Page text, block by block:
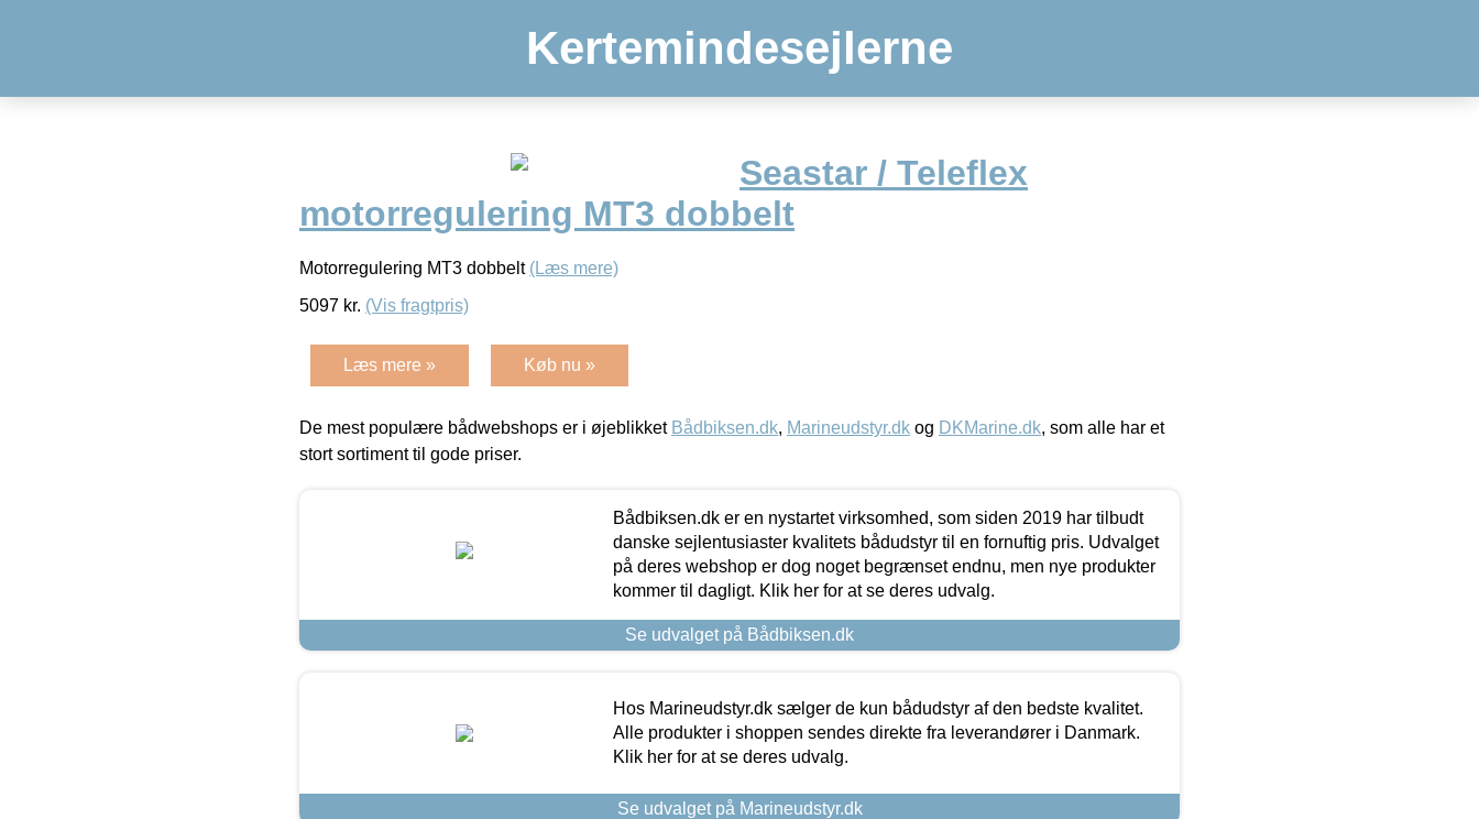
Kertemindesejlerne
Seastar / Teleflex
motorregulering MT3 dobbelt
Motorregulering MT3 dobbelt (Læs mere)
5097 kr. (Vis fragtpris)
Læs mere » Køb nu »
De mest populære bådwebshops er i øjeblikket Bådbiksen.dk, Marineudstyr.dk og DKMarine.dk, som alle har et
stort sortiment til gode priser.
Bådbiksen.dk er en nystartet virksomhed, som siden 2019 har tilbudt
danske sejlentusiaster kvalitets bådudstyr til en fornuftig pris. Udvalget
på deres webshop er dog noget begrænset endnu, men nye produkter
kommer til dagligt. Klik her for at se deres udvalg.
Se udvalget på Bådbiksen.dk
Hos Marineudstyr.dk sælger de kun bådudstyr af den bedste kvalitet.
Alle produkter i shoppen sendes direkte fra leverandører i Danmark.
Klik her for at se deres udvalg.
Se udvalget på Marineudstyr.dk